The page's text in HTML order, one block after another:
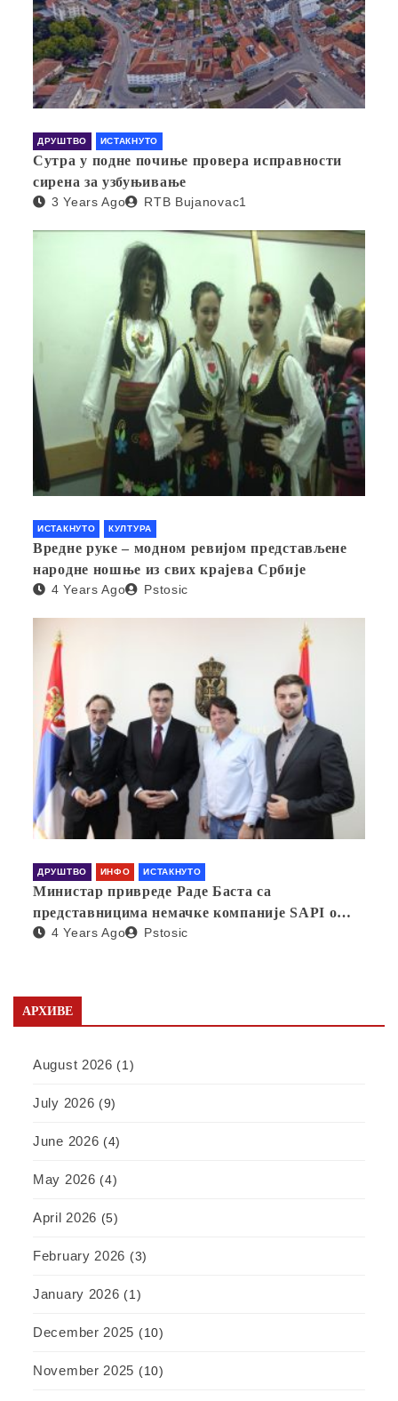
ДРУШТВО ИСТАКНУТО
Сутра у подне почиње провера исправности
сирена за узбуњивање
3 Years Ago RTB Bujanovac1
ИСТАКНУТО КУЛТУРА
Вредне руке – модном ревијом представљене
народне ношње из свих крајева Србије
4 Years Ago Pstosic
ДРУШТВО ИНФО ИСТАКНУТО
Министар привреде Раде Баста са
представницима немачке компаније SAPI о
отварању фабрике у Србији
4 Years Ago Pstosic
АРХИВЕ
August 2026 (1)
July 2026 (9)
June 2026 (4)
May 2026 (4)
April 2026 (5)
February 2026 (3)
January 2026 (1)
December 2025 (10)
November 2025 (10)